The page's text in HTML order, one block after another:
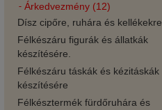
Árkedvezmény (12)
Dísz cipőre, ruhára és kellékekre
Félkészáru figurák és állatkák
készítésére.
Félkészáru táskák és kézitáskák
készítésére
Félkésztermék fürdőruhára és